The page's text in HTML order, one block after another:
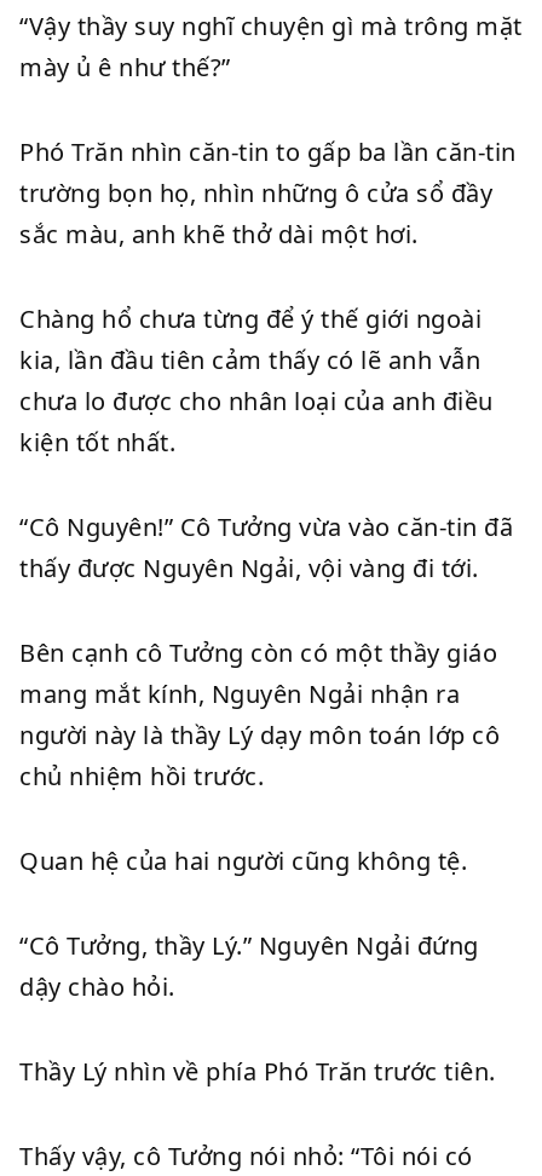
“Vậy thầy suy nghĩ chuyện gì mà trông mặt
mày ủ ê như thế?”
Phó Trăn nhìn căn-tin to gấp ba lần căn-tin
trường bọn họ, nhìn những ô cửa sổ đầy
sắc màu, anh khẽ thở dài một hơi.
Chàng hổ chưa từng để ý thế giới ngoài
kia, lần đầu tiên cảm thấy có lẽ anh vẫn
chưa lo được cho nhân loại của anh điều
kiện tốt nhất.
“Cô Nguyên!” Cô Tưởng vừa vào căn-tin đã
thấy được Nguyên Ngải, vội vàng đi tới.
Bên cạnh cô Tưởng còn có một thầy giáo
mang mắt kính, Nguyên Ngải nhận ra
người này là thầy Lý dạy môn toán lớp cô
chủ nhiệm hồi trước.
Quan hệ của hai người cũng không tệ.
“Cô Tưởng, thầy Lý.” Nguyên Ngải đứng
dậy chào hỏi.
Thầy Lý nhìn về phía Phó Trăn trước tiên.
Thấy vậy, cô Tưởng nói nhỏ: “Tôi nói có